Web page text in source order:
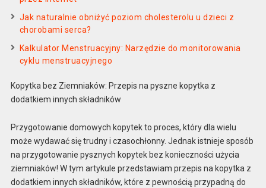
Jak naturalnie obniżyć poziom cholesterolu u dzieci z
chorobami serca?
Kalkulator Menstruacyjny: Narzędzie do monitorowania
cyklu menstruacyjnego
Kopytka bez Ziemniaków: Przepis na pyszne kopytka z
dodatkiem innych składników
Przygotowanie domowych kopytek to proces, który dla wielu
może wydawać się trudny i czasochłonny. Jednak istnieje sposób
na przygotowanie pysznych kopytek bez konieczności użycia
ziemniaków! W tym artykule przedstawiam przepis na kopytka z
dodatkiem innych składników, które z pewnością przypadną do